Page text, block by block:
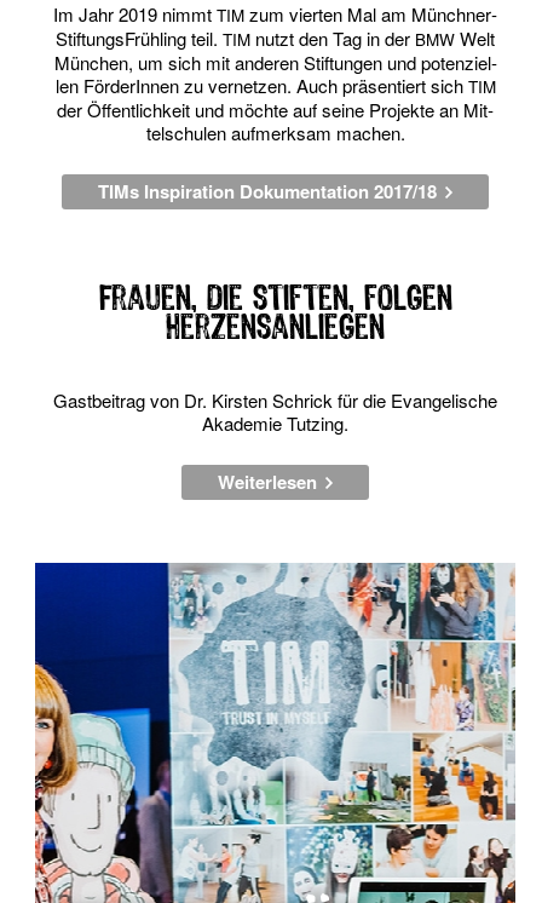
Im Jahr 2019 nimmtTIM zum vier­ten Mal am Münch­ner­
Stif­tungs­Früh­ling teil.TIM nutzt den Tag in der BMW Welt
Mün­chen, um sich mit ande­ren Stif­tun­gen und poten­zi­el­
len För­de­rIn­nen zu ver­net­zen. Auch prä­sen­tiert sich TIM
der Öffent­lich­keit und möch­te auf sei­ne Pro­jek­te an Mit­
tel­schu­len auf­merk­sam machen.
TIMs Inspiration Dokumentation 2017/18
Frauen, die stiften, folgen
Herzensanliegen
Gast­bei­trag von Dr. Kirs­ten Schrick für die Evan­ge­li­sche
Aka­de­mie Tutzing.
Weiterlesen